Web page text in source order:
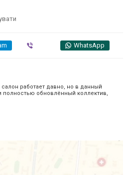
WhatsApp
работает давно, но в данный
полностью обновлённый коллектив,